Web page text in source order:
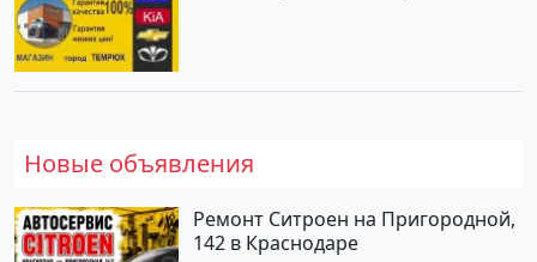
Новые объявления
Ремонт Ситроен на Пригородной,
142 в Краснодаре